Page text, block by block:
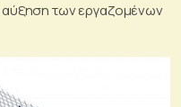
αύξηση των εργαζομένων